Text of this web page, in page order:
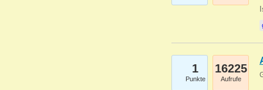
1
Punkte
16225
Aufrufe